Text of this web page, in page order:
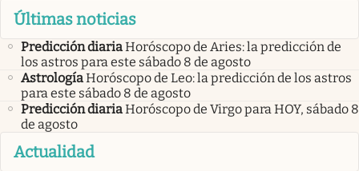
Últimas noticias
Predicción diariaHoróscopo de Aries: la predicción de
los astros para este sábado 8 de agosto
AstrologíaHoróscopo de Leo: la predicción de los astros
para este sábado 8 de agosto
Predicción diariaHoróscopo de Virgo para HOY, sábado 8
de agosto
Actualidad